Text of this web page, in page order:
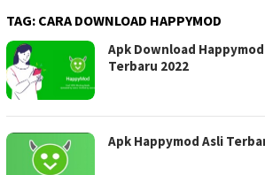
TAG: CARA DOWNLOAD HAPPYMOD
Apk Download
Terbaru 2022
Apk Happymod Asli